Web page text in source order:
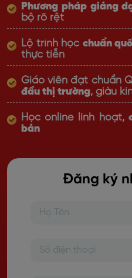
Phương pháp giảng
bộ rõ rệt
Lộ trình học chuẩn
thực tiễn
Giáo viên đạt chuẩn
đầu thị trường, giàu
Học online linh hoạt,
bản
Đăng ký